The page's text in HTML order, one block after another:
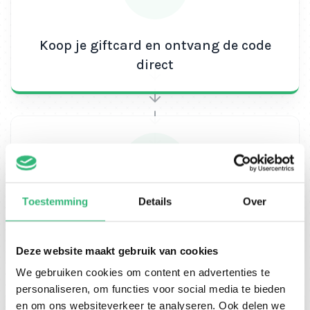
Toestemming Details Over
Deze website maakt gebruik van cookies
We gebruiken cookies om content en advertenties te
personaliseren, om functies voor social media te bieden
en om ons websiteverkeer te analyseren. Ook delen we
mobiele netwerk? Of wil je graag meer
tegoedpunten verdienen bij je bestelling?
genoeg voor jou. Uiteraard denken we bij
Ikwiltegoed ook aan de grootverbruikers van deze
beltegoed kaarten!
Koop je giftcard en ontvang de code
direct
Verzilver je code